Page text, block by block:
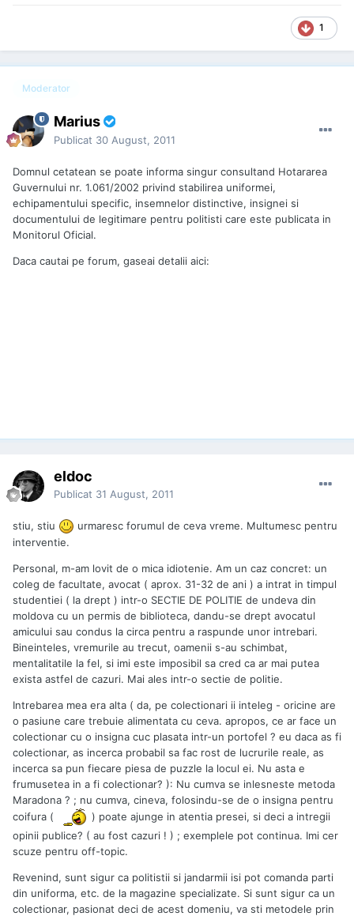
1
Moderator
Marius
Publicat 30 August, 2011
Domnul cetatean se poate informa singur consultand Hotararea
Guvernului nr. 1.061/2002 privind stabilirea uniformei,
echipamentului specific, insemnelor distinctive, insignei si
documentului de legitimare pentru politisti care este publicata in
Monitorul Oficial.
Daca cautai pe forum, gaseai detalii aici:
eldoc
Publicat 31 August, 2011
stiu, stiu
urmaresc forumul de ceva vreme. Multumesc pentru
interventie.
Personal, m-am lovit de o mica idiotenie. Am un caz concret: un
coleg de facultate, avocat ( aprox. 31-32 de ani ) a intrat in timpul
studentiei ( la drept ) intr-o SECTIE DE POLITIE de undeva din
moldova cu un permis de biblioteca, dandu-se drept avocatul
amicului sau condus la circa pentru a raspunde unor intrebari.
Bineinteles, vremurile au trecut, oamenii s-au schimbat,
mentalitatile la fel, si imi este imposibil sa cred ca ar mai putea
exista astfel de cazuri. Mai ales intr-o sectie de politie.
Intrebarea mea era alta ( da, pe colectionari ii inteleg - oricine are
o pasiune care trebuie alimentata cu ceva. apropos, ce ar face un
colectionar cu o insigna cuc plasata intr-un portofel ? eu daca as fi
colectionar, as incerca probabil sa fac rost de lucrurile reale, as
incerca sa pun fiecare piesa de puzzle la locul ei. Nu asta e
frumusetea in a fi colectionar? ): Nu cumva se inlesneste metoda
Maradona ? ; nu cumva, cineva, folosindu-se de o insigna pentru
coifura (
) poate ajunge in atentia presei, si deci a intregii
opinii publice? ( au fost cazuri ! ) ; exemplele pot continua. Imi cer
scuze pentru off-topic.
Revenind, sunt sigur ca politistii si jandarmii isi pot comanda parti
din uniforma, etc. de la magazine specializate. Si sunt sigur ca un
colectionar, pasionat deci de acest domeniu, va sti metodele prin